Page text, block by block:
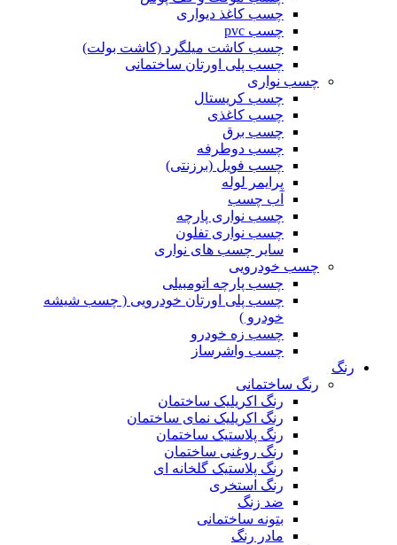
چسب کاغذ دیواری
چسب pvc
چسب کاشت میلگرد (کاشت بولت)
چسب پلی اورتان ساختمانی
چسب نواری
چسب کریستال
چسب کاغذی
چسب برق
چسب دوطرفه
چسب فویل (برزنتی)
پرایمر لوله
آب چسب
چسب نواری پارچه
چسب نواری تفلون
سایر چسب های نواری
چسب خودرویی
چسب پارچه اتومبیلی
چسب پلی اورتان خودرویی ( چسب شیشه
خودرو )
چسب زه خودرو
چسب واشرساز
رنگ
رنگ ساختمانی
رنگ اکریلیک ساختمان
رنگ اکریلیک نمای ساختمان
رنگ پلاستیک ساختمان
رنگ روغنی ساختمان
رنگ پلاستیک گلخانه ای
رنگ استخری
ضد زنگ
بتونه ساختمانی
مادر رنگ